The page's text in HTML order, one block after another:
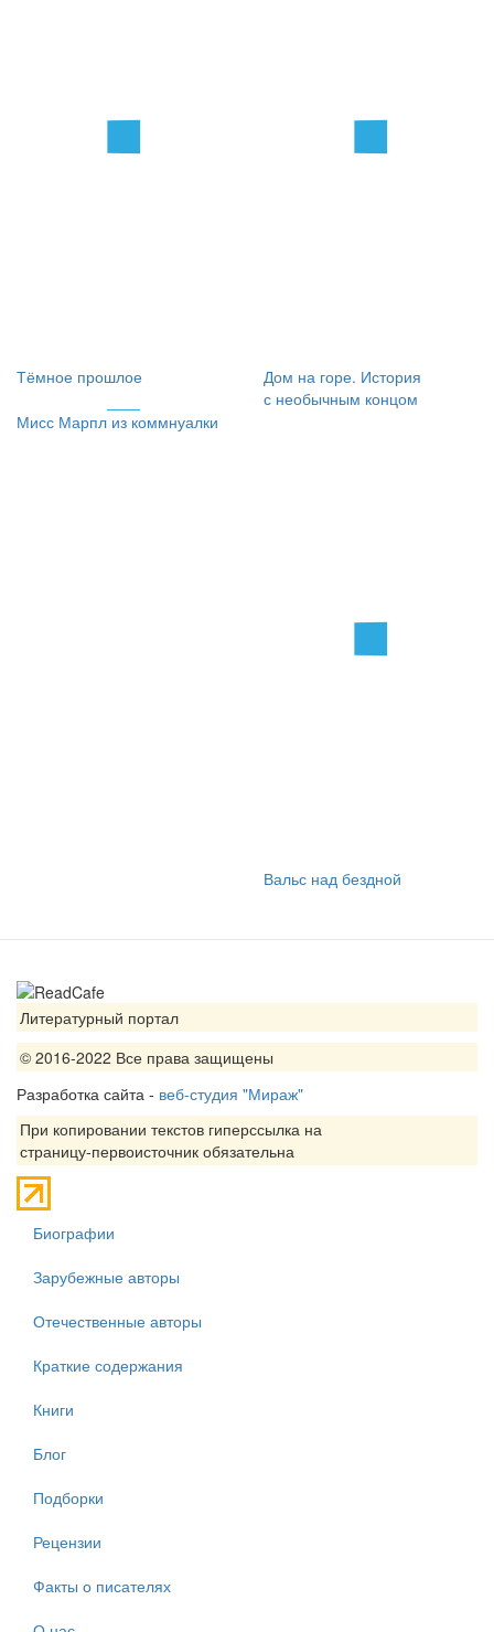
Тёмное прошлое
Дом на горе. История
с необычным концом
Мисс Марпл из коммнуалки
Вальс над бездной
Литературный портал
© 2016-2022 Все права защищены
Разработка сайта - веб-студия "Мираж"
При копировании текстов гиперссылка на
страницу-первоисточник обязательна
Биографии
Зарубежные авторы
Отечественные авторы
Краткие содержания
Книги
Блог
Подборки
Рецензии
Факты о писателях